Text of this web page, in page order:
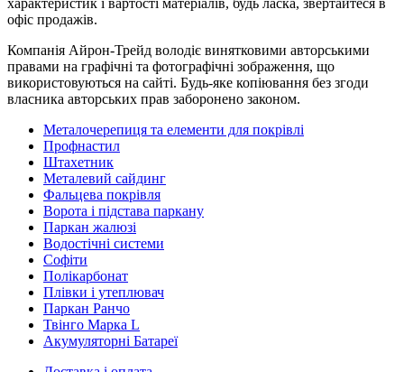
офіс продажів.
Компанія Айрон-Трейд володіє винятковими авторськими
правами на графічні та фотографічні зображення, що
використовуються на сайті. Будь-яке копіювання без згоди
власника авторських прав заборонено законом.
Металочерепиця та елементи для покрівлі
Профнастил
Штахетник
Металевий сайдинг
Фальцева покрівля
Ворота і підстава паркану
Паркан жалюзі
Водостічні системи
Софіти
Полікарбонат
Плівки і утеплювач
Паркан Ранчо
Твінго Марка L
Акумуляторні Батареї